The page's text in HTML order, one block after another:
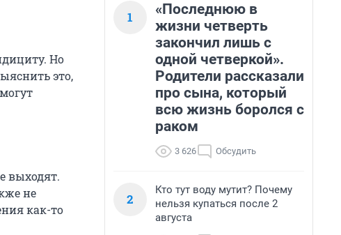
Но
это,
выходят.
не
как-то
1
«Последнюю в
жизни четверть
закончил лишь с
одной четверкой».
Родители рассказали
про сына, который
всю жизнь боролся с
раком
3 626 Обсудить
2
Кто тут воду мутит? Почему
нельзя купаться после 2
августа